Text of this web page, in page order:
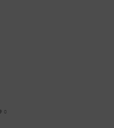
0